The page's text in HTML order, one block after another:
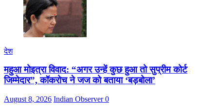
देश
महुआ मोइत्रा विवाद: “अगर उन्हें कुछ हुआ तो सुप्रीम कोर्ट
जिम्मेदार”, कॉकरोच ने जज को बताया ‘बड़बोला’
August 8, 2026 Indian Observer0